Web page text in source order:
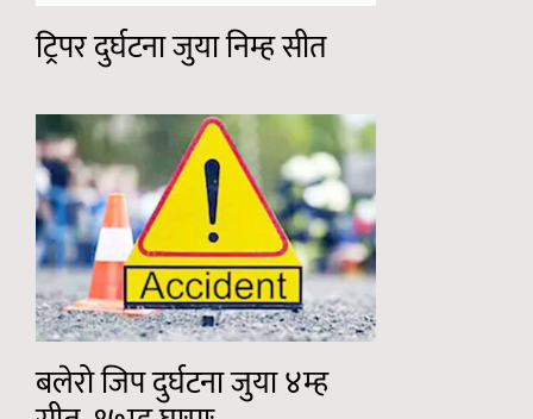
ट्रिपर दुर्घटना जुया निम्ह सीत
बलेरो जिप दुर्घटना जुया ४म्ह